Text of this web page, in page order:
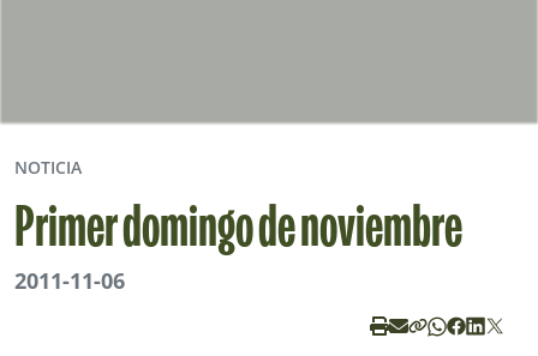
NOTICIA
Primer domingo de noviembre
2011-11-06